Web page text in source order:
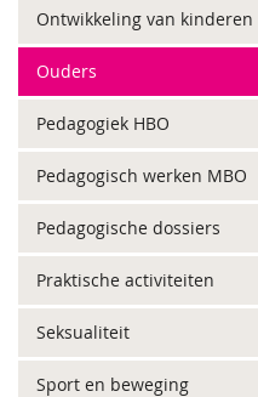
Ontwikkeling van kinderen
Ouders
Pedagogiek HBO
Pedagogisch werken MBO
Pedagogische dossiers
Praktische activiteiten
Seksualiteit
Sport en beweging